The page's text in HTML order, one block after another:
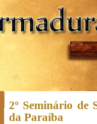
2º Seminário de
da Paraíba